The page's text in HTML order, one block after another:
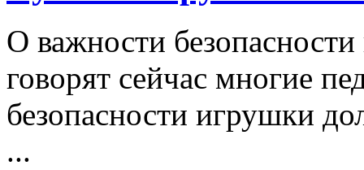
О важности
говорят сейчас многие
безопасности игрушки
...